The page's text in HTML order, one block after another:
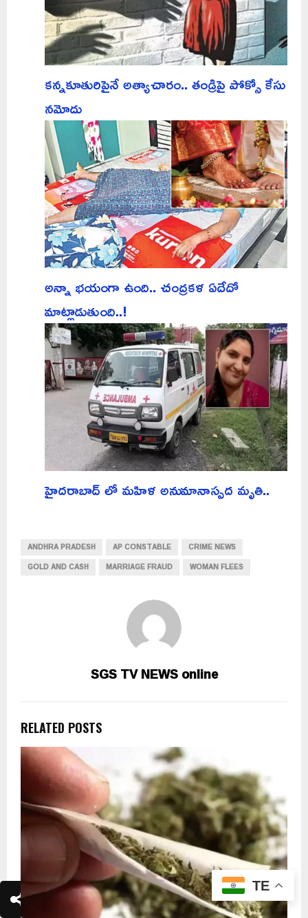
కన్నకూతురిపైనే అత్యాచారం.. తండ్రిపై పోక్సో కేసు
నమోదు
అన్నా భయంగా ఉంది.. చంద్రకళ ఏదేదో
మాట్లాడుతుంది..!
హైదరాబాద్ లో మహిళ అనుమానాస్పద మృతి..
ANDHRA PRADESH AP CONSTABLE
CRIME NEWS
GOLD AND CASH
MARRIAGE FRAUD WOMAN FLEES
SGS TV NEWS online
RELATED POSTS
TE